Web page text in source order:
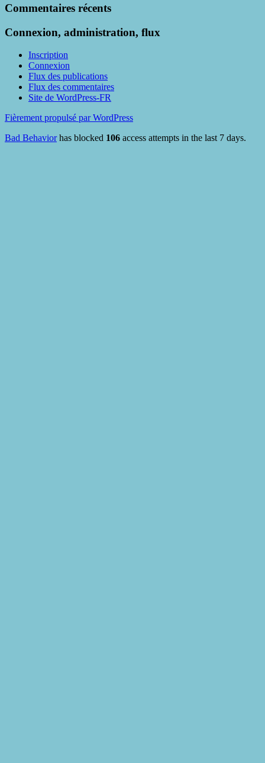
"MNE
RBMac"
Commentaires récents
Connexion, administration, flux
Inscription
Connexion
Flux des publications
Flux des commentaires
Site de WordPress-FR
Fièrement propulsé par WordPress
Bad Behaviorhas blocked 106 access attempts in the last 7 days.